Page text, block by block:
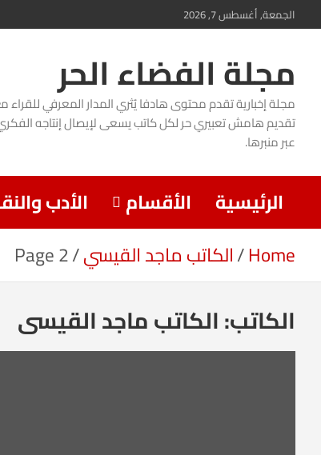
Skip
content
الجمعة, أغسطس 7, 2026
مجلة الفضاء الحر
مجلة إخبارية تقدم محتوى هادفا يُثري المدار المعرفي للقراء
تقديم هامش تعبيري حر لكل كاتب يسعى لإيصال إنتاجه
عبر منبرها.
الرئيسية الأقسام الأدب
Home الكاتب ماجد القيسي Page 2
الكاتب:الكاتب ماجد القيسي